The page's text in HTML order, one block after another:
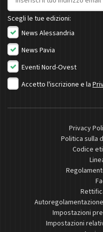
Scegli le tue edizioni:
News Alessandria
News Pavia
Eventi Nord-Ovest
Accetto l'iscrizione e la
Privacy
Politica sulla
Codice
Impostazioni
Impostazioni